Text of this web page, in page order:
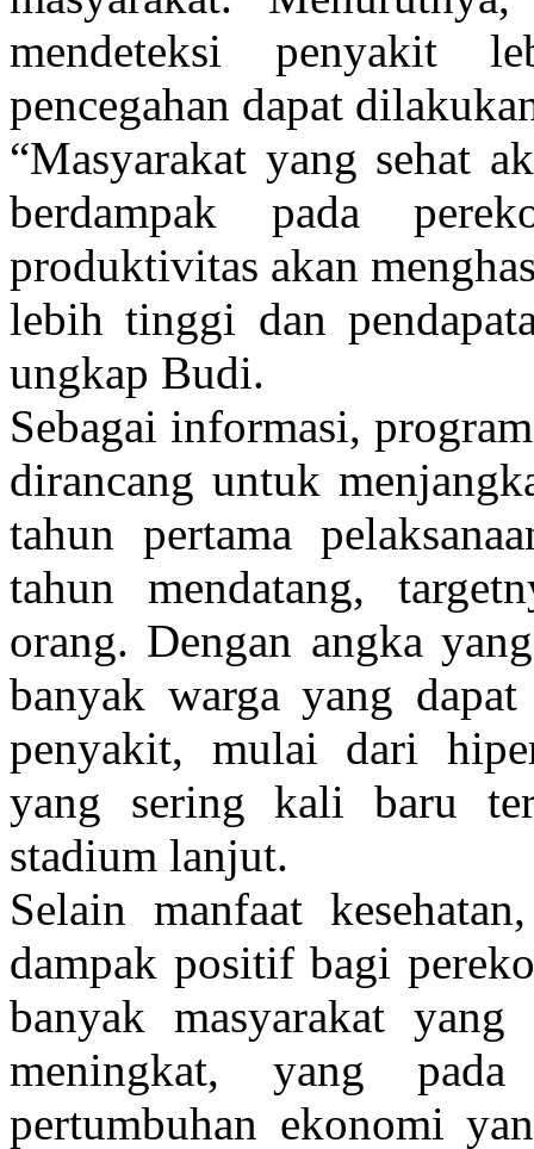
mendeteksi penyakit
pencegahan dapat
“Masyarakat yang sehat
berdampak pada
produktivitas akan
lebih tinggi dan
ungkap Budi.
Sebagai informasi,
dirancang untuk
tahun pertama
tahun mendatang,
orang. Dengan angka
banyak warga yang
penyakit, mulai dari
yang sering kali baru
stadium lanjut.
Selain manfaat
dampak positif bagi
banyak masyarakat
meningkat, yang
pertumbuhan ekonomi